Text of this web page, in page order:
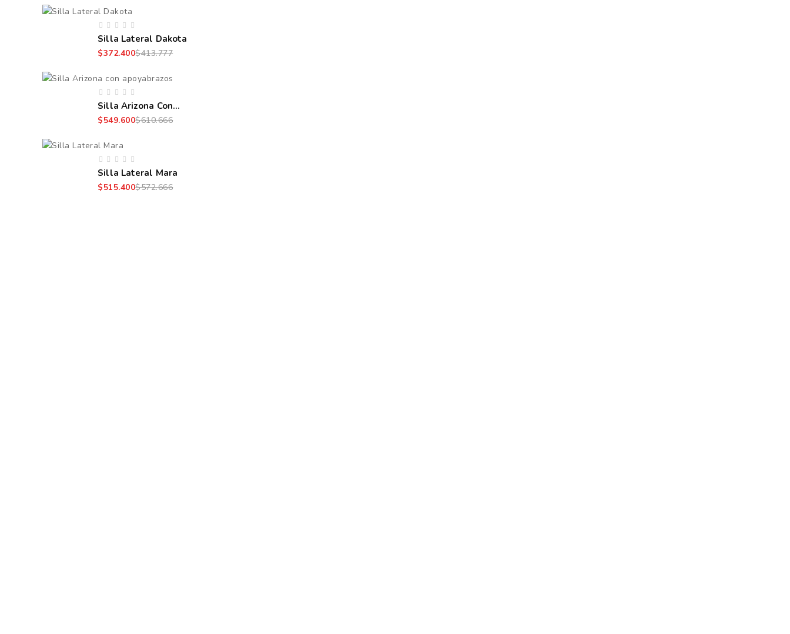
Silla Lateral Dakota
$372.400$413.777
Silla Arizona Con
Apoyabrazos
$549.600$610.666
Silla Lateral Mara
$515.400$572.666